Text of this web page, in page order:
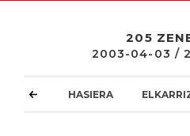
205
2003-04-03 /
HASIERA